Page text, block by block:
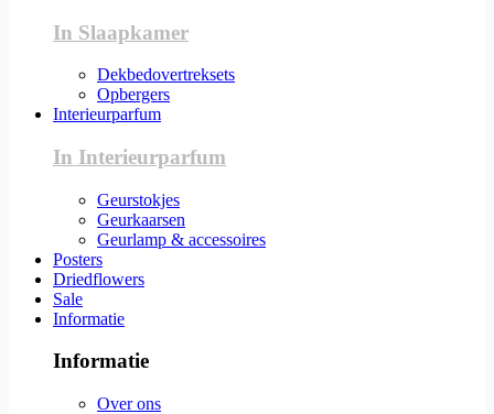
In Slaapkamer
Dekbedovertreksets
Opbergers
Interieurparfum
In Interieurparfum
Geurstokjes
Geurkaarsen
Geurlamp & accessoires
Posters
Driedflowers
Sale
Informatie
Informatie
Over ons